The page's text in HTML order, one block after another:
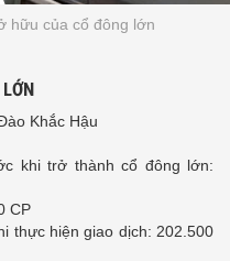
hữu của cổ đông lớn
Khắc Hậu
khi trở thành cổ đông lớn:
CP
thực hiện giao dịch: 202.500